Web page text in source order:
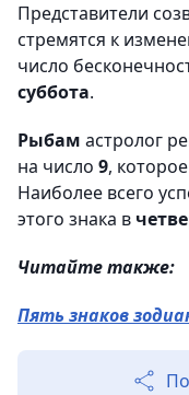
Представители
стремятся к
число
суббота.
Рыбам астролог
на число 9,
Наиболее всего
этого знака в
Читайте также:
Пять знаков